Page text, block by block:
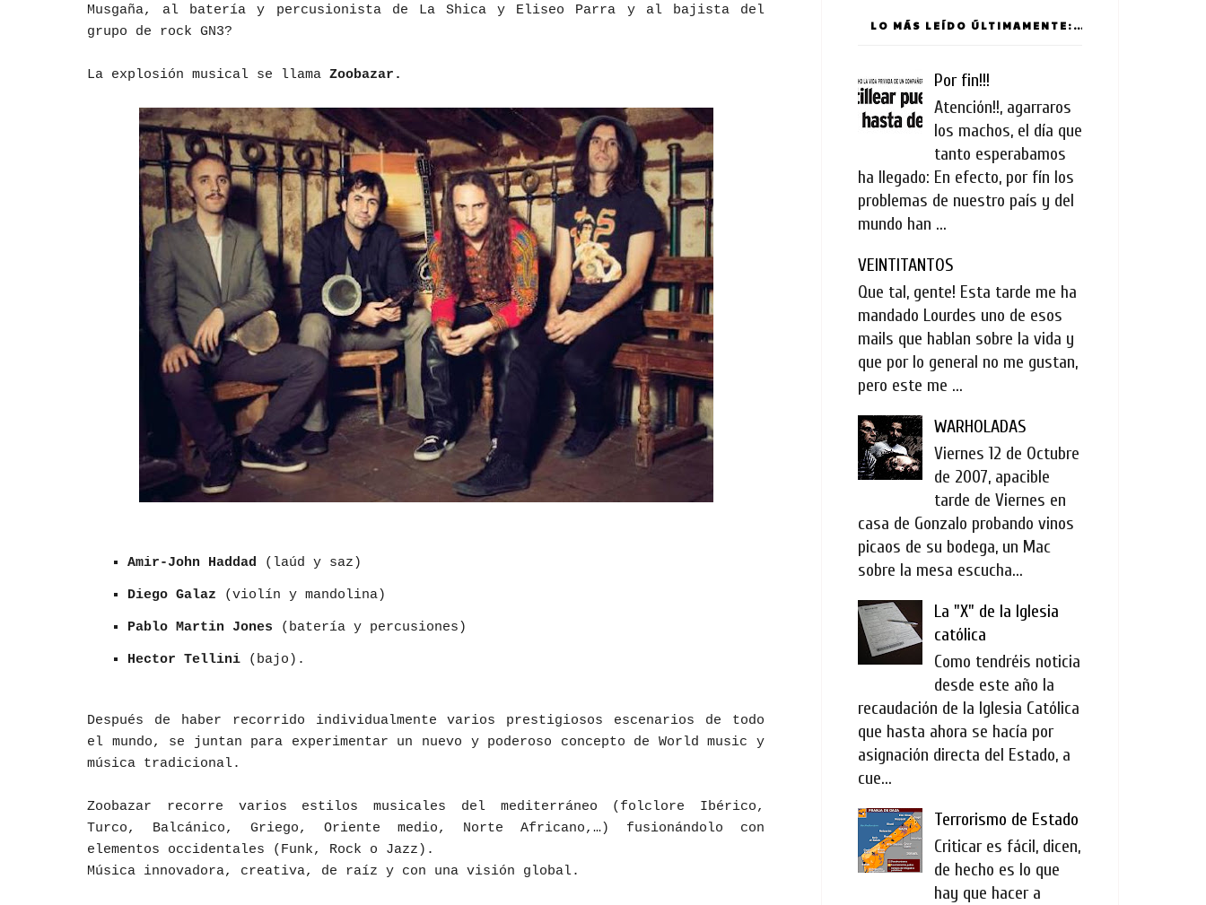
Musgaña, al batería y percusionista de La Shica y Eliseo Parra y al bajista del
grupo de rock GN3?
La explosión musical se llama Zoobazar.
Amir-John Haddad (laúd y saz)
Diego Galaz (violín y mandolina)
Pablo Martin Jones (batería y percusiones)
Hector Tellini (bajo).
Después de haber recorrido individualmente varios prestigiosos escenarios de todo
el mundo, se juntan para experimentar un nuevo y poderoso concepto de World music y
música tradicional.
Zoobazar recorre varios estilos musicales del mediterráneo (folclore Ibérico,
Turco, Balcánico, Griego, Oriente medio, Norte Africano,…) fusionándolo con
elementos occidentales (Funk, Rock o Jazz).
Música innovadora, creativa, de raíz y con una visión global.
LO MÁS LEÍDO ÚLTIMAMENTE:
Por fin!!!
Atención!!, agarraros
los machos, el día que
tanto esperabamos
ha llegado: En efecto, por fín los
problemas de nuestro país y del
mundo han ...
VEINTITANTOS
Que tal, gente! Esta tarde me ha
mandado Lourdes uno de esos
mails que hablan sobre la vida y
que por lo general no me gustan,
pero este me ...
WARHOLADAS
Viernes 12 de Octubre
de 2007, apacible
tarde de Viernes en
casa de Gonzalo probando vinos
picaos de su bodega, un Mac
sobre la mesa escucha...
La "X" de la Iglesia
católica
Como tendréis noticia
desde este año la
recaudación de la Iglesia Católica
que hasta ahora se hacía por
asignación directa del Estado, a
cue...
Terrorismo de Estado
Criticar es fácil, dicen,
de hecho es lo que
hay que hacer a